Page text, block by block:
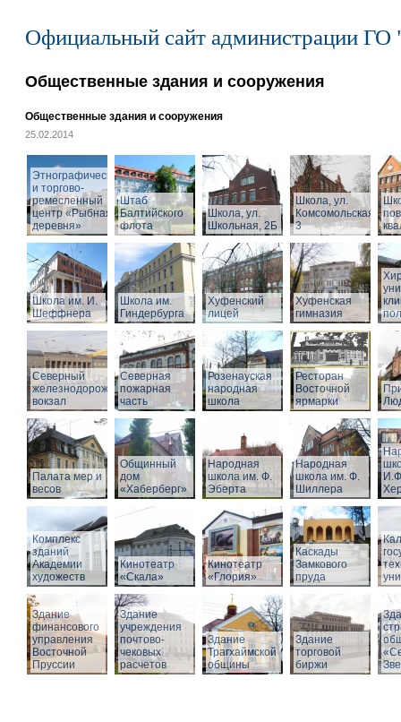
Официальный сайт администрации ГО
Общественные здания и сооружения
Общественные здания и сооружения
25.02.2014
Этнографический
и торгово-
ремесленный
центр «Рыбная
деревня»
Штаб
Балтийского
флота
Школа, ул.
Школьная, 2Б
Школа, ул.
Комсомольская,
3
Школа им. И.
Шеффнера
Школа им.
Гиндербурга
Хуфенский
лицей
Хуфенская
гимназия
Северный
железнодорожный
вокзал
Северная
пожарная
часть
Розенауская
народная
школа
Ресторан
Восточной
ярмарки
Палата мер и
весов
Общинный
дом
«Хаберберг»
Народная
школа им. Ф.
Эберта
Народная
школа им. Ф.
Шиллера
Комплекс
зданий
Академии
художеств
Кинотеатр
«Скала»
Кинотеатр
«Глория»
Каскады
Замкового
пруда
Здание
финансового
управления
Восточной
Пруссии
Здание
учреждения
почтово-
чековых
расчетов
Здание
Трагхаймской
общины
Здание
торговой
биржи